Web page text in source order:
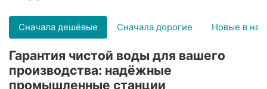
Сначала дешёвые Сначала дорогие Новые в
Гарантия чистой воды для вашего
производства: надёжные
промышленные станции